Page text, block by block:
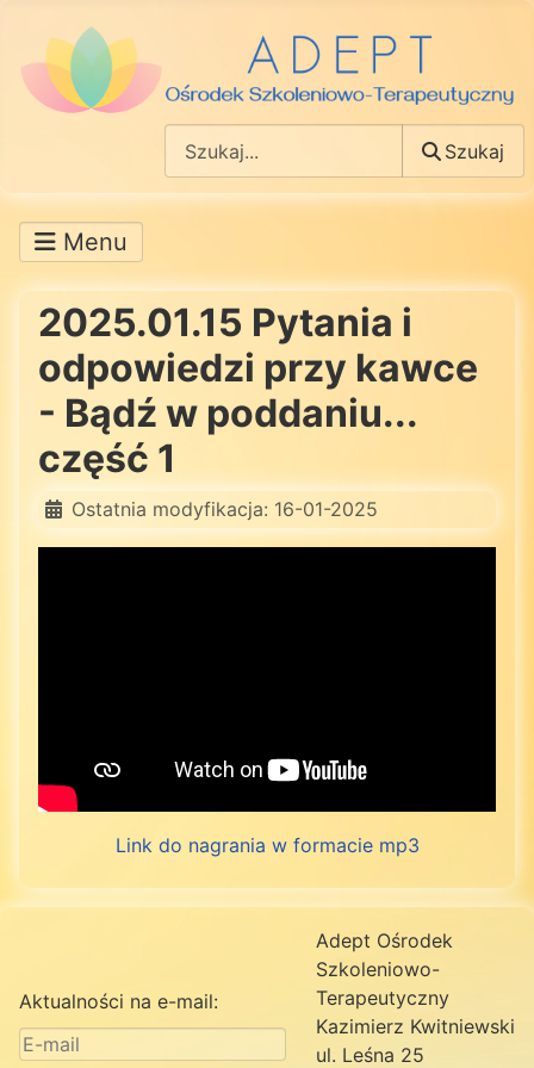
Szukaj
2025.01.15 Pytania i
odpowiedzi przy kawce
- Bądź w poddaniu...
część 1
Ostatnia modyfikacja: 16-01-2025
Link do nagrania w formacie mp3
Aktualności na e-mail:
Adept Ośrodek
Szkoleniowo-
Terapeutyczny
Kazimierz Kwitniewski
ul. Leśna 25